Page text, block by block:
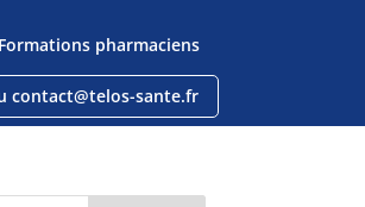
Formations pharmaciens
contact@telos-sante.fr